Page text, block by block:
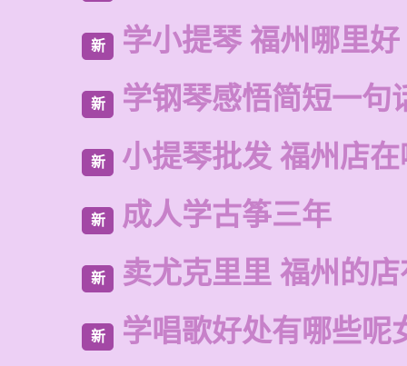
新 学小提琴 福州哪里好
新 学钢琴感悟简短一句
新 小提琴批发 福州店
新 成人学古筝三年
新 卖尤克里里 福州的
新 学唱歌好处有哪些呢